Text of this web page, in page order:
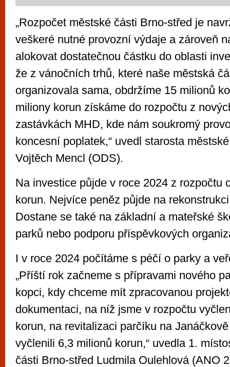
„Rozpočet městské části Brno-střed je
veškeré nutné provozní výdaje a zároveň
alokovat dostatečnou částku do oblasti
že z vánočních trhů, které naše městská
organizovala sama, obdržíme 15 milionů
miliony korun získáme do rozpočtu z
zastávkách MHD, kde nám soukromý
koncesní poplatek,“ uvedl starosta
Vojtěch Mencl (ODS).
Na investice půjde v roce 2024 z rozpočtu
korun. Nejvíce peněz půjde na
Dostane se také na základní a mateřské
parků nebo podporu příspěvkových
I v roce 2024 počítáme s péčí o parky a
„Příští rok začneme s přípravami nového
kopci, kdy chceme mít zpracovanou
dokumentaci, na níž jsme v rozpočtu
korun, na revitalizaci parčíku na
vyčlenili 6,3 milionů korun,“ uvedla 1.
části Brno-střed Ludmila Oulehlová (ANO